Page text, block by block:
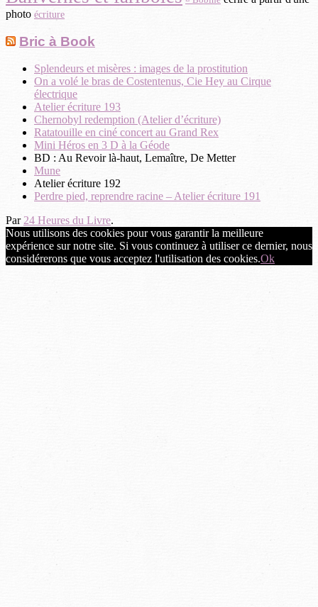
photo écriture
Bric à Book
Splendeurs et misères : images de la prostitution
On a volé le bras de Costentenus, Cie Hey au Cirque
électrique
Atelier écriture 193
Chernobyl redemption (Atelier d’écriture)
Ratatouille en ciné concert au Grand Rex
Mini Héros en 3 D à la Géode
BD : Au Revoir là-haut, Lemaître, De Metter
Mune
Atelier écriture 192
Perdre pied, reprendre racine – Atelier écriture 191
Par 24 Heures du Livre.
Nous utilisons des cookies pour vous garantir la meilleure
expérience sur notre site. Si vous continuez à utiliser ce dernier, nous
considérerons que vous acceptez l'utilisation des cookies.Ok